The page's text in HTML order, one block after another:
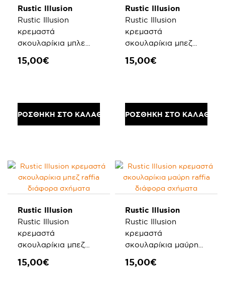
Rustic Illusion
Rustic Illusion
κρεμαστά
σκουλαρίκια μπλε
βεντάλια
15,00€
ΠΡΟΣΘΗΚΗ ΣΤΟ ΚΑΛΑΘΙ
Rustic Illusion
Rustic Illusion
κρεμαστά
σκουλαρίκια μπεζ
βεντάλια
15,00€
ΠΡΟΣΘΗΚΗ ΣΤΟ ΚΑΛΑΘΙ
Rustic Illusion
Rustic Illusion
κρεμαστά
σκουλαρίκια μπεζ
σχήματα
15,00€
Rustic Illusion
Rustic Illusion
κρεμαστά
σκουλαρίκια μαύρη
σχήματα
15,00€